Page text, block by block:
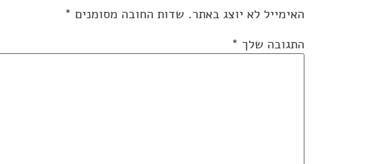
האימייל לא יוצג באתר. שדות החובה מסומנים *
התגובה שלך *